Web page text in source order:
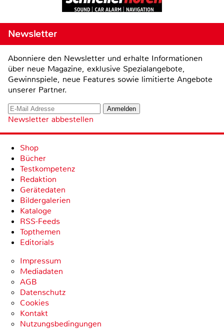
Newsletter
Abonniere den Newsletter und erhalte Informationen
über neue Magazine, exklusive Spezialangebote,
Gewinnspiele, neue Features sowie limitierte Angebote
unserer Partner.
Newsletter abbestellen
Shop
Bücher
Testkompetenz
Redaktion
Gerätedaten
Bildergalerien
Kataloge
RSS-Feeds
Topthemen
Editorials
Impressum
Mediadaten
AGB
Datenschutz
Cookies
Kontakt
Nutzungsbedingungen